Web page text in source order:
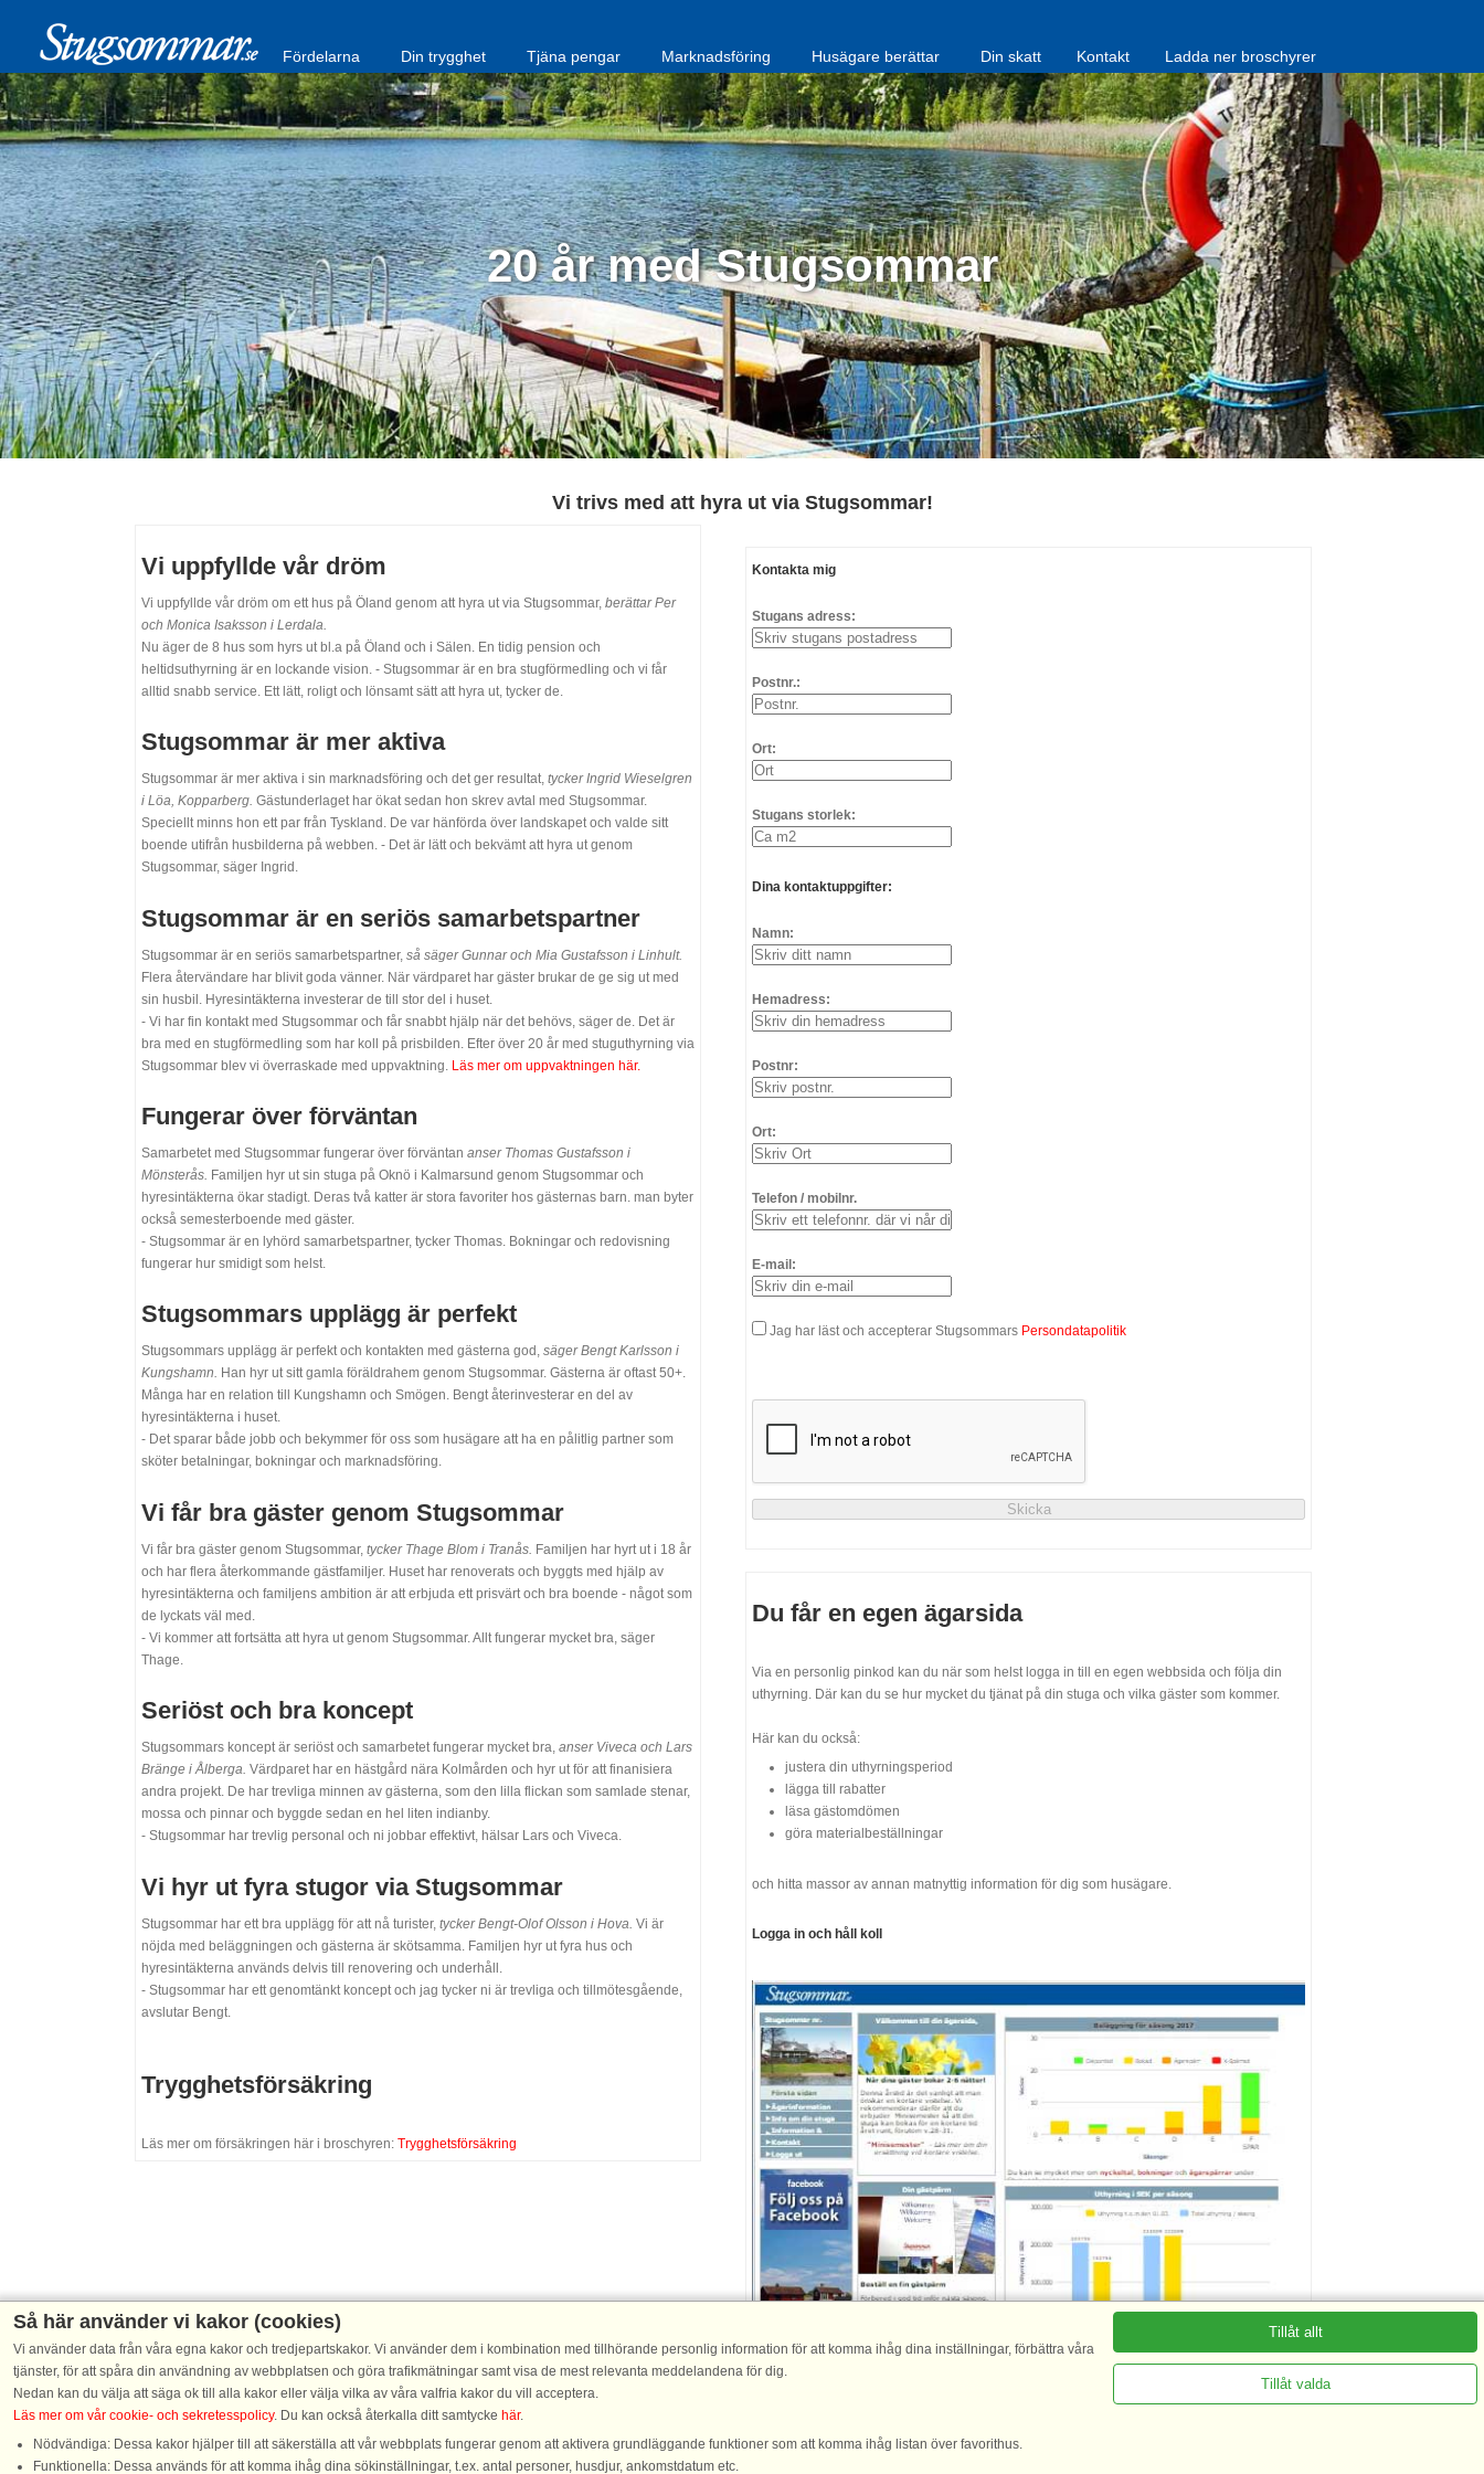
Fördelarna Din trygghet Tjäna pengar Marknadsföring Husägare berättar Din skatt Kontakt Ladda ner broschyrer
20 år med Stugsommar
Vi trivs med att hyra ut via Stugsommar!
Vi uppfyllde vår dröm
Vi uppfyllde vår dröm om ett hus på Öland genom att hyra ut via Stugsommar, berättar Per
och Monica Isaksson i Lerdala.
Nu äger de 8 hus som hyrs ut bl.a på Öland och i Sälen. En tidig pension och
heltidsuthyrning är en lockande vision. - Stugsommar är en bra stugförmedling och vi får
alltid snabb service. Ett lätt, roligt och lönsamt sätt att hyra ut, tycker de.
Stugsommar är mer aktiva
Stugsommar är mer aktiva i sin marknadsföring och det ger resultat, tycker Ingrid Wieselgren
i Löa, Kopparberg. Gästunderlaget har ökat sedan hon skrev avtal med Stugsommar.
Speciellt minns hon ett par från Tyskland. De var hänförda över landskapet och valde sitt
boende utifrån husbilderna på webben. - Det är lätt och bekvämt att hyra ut genom
Stugsommar, säger Ingrid.
Stugsommar är en seriös samarbetspartner
Stugsommar är en seriös samarbetspartner, så säger Gunnar och Mia Gustafsson i Linhult.
Flera återvändare har blivit goda vänner. När värdparet har gäster brukar de ge sig ut med
sin husbil. Hyresintäkterna investerar de till stor del i huset.
- Vi har fin kontakt med Stugsommar och får snabbt hjälp när det behövs, säger de. Det är
bra med en stugförmedling som har koll på prisbilden. Efter över 20 år med stuguthyrning via
Stugsommar blev vi överraskade med uppvaktning. Läs mer om uppvaktningen här.
Fungerar över förväntan
Samarbetet med Stugsommar fungerar över förväntan anser Thomas Gustafsson i
Mönsterås. Familjen hyr ut sin stuga på Oknö i Kalmarsund genom Stugsommar och
hyresintäkterna ökar stadigt. Deras två katter är stora favoriter hos gästernas barn. man byter
också semesterboende med gäster.
- Stugsommar är en lyhörd samarbetspartner, tycker Thomas. Bokningar och redovisning
fungerar hur smidigt som helst.
Stugsommars upplägg är perfekt
Stugsommars upplägg är perfekt och kontakten med gästerna god, säger Bengt Karlsson i
Kungshamn. Han hyr ut sitt gamla föräldrahem genom Stugsommar. Gästerna är oftast 50+.
Många har en relation till Kungshamn och Smögen. Bengt återinvesterar en del av
hyresintäkterna i huset.
- Det sparar både jobb och bekymmer för oss som husägare att ha en pålitlig partner som
sköter betalningar, bokningar och marknadsföring.
Vi får bra gäster genom Stugsommar
Vi får bra gäster genom Stugsommar, tycker Thage Blom i Tranås. Familjen har hyrt ut i 18 år
och har flera återkommande gästfamiljer. Huset har renoverats och byggts med hjälp av
hyresintäkterna och familjens ambition är att erbjuda ett prisvärt och bra boende - något som
de lyckats väl med.
- Vi kommer att fortsätta att hyra ut genom Stugsommar. Allt fungerar mycket bra, säger
Thage.
Seriöst och bra koncept
Stugsommars koncept är seriöst och samarbetet fungerar mycket bra, anser Viveca och Lars
Bränge i Ålberga. Värdparet har en hästgård nära Kolmården och hyr ut för att finanisiera
andra projekt. De har trevliga minnen av gästerna, som den lilla flickan som samlade stenar,
mossa och pinnar och byggde sedan en hel liten indianby.
- Stugsommar har trevlig personal och ni jobbar effektivt, hälsar Lars och Viveca.
Vi hyr ut fyra stugor via Stugsommar
Stugsommar har ett bra upplägg för att nå turister, tycker Bengt-Olof Olsson i Hova. Vi är
nöjda med beläggningen och gästerna är skötsamma. Familjen hyr ut fyra hus och
hyresintäkterna används delvis till renovering och underhåll.
- Stugsommar har ett genomtänkt koncept och jag tycker ni är trevliga och tillmötesgående,
avslutar Bengt.
Trygghetsförsäkring
Läs mer om försäkringen här i broschyren: Trygghetsförsäkring
Kontakta mig
Stugans adress:
Postnr.:
Ort:
Stugans storlek:
Dina kontaktuppgifter:
Namn:
Hemadress:
Postnr:
Ort:
Telefon / mobilnr.
E-mail:
Jag har läst och accepterar Stugsommars Persondatapolitik
Du får en egen ägarsida
Via en personlig pinkod kan du när som helst logga in till en egen webbsida och följa din
uthyrning. Där kan du se hur mycket du tjänat på din stuga och vilka gäster som kommer.
Här kan du också:
justera din uthyrningsperiod
lägga till rabatter
läsa gästomdömen
göra materialbeställningar
och hitta massor av annan matnyttig information för dig som husägare.
Logga in och håll koll
Stugsommar |404 29 Göteborg | Sverige
Så här använder vi kakor (cookies)
Vi använder data från våra egna kakor och tredjepartskakor. Vi använder dem i kombination med tillhörande personlig information för att komma ihåg dina inställningar, förbättra våra
tjänster, för att spåra din användning av webbplatsen och göra trafikmätningar samt visa de mest relevanta meddelandena för dig.
Nedan kan du välja att säga ok till alla kakor eller välja vilka av våra valfria kakor du vill acceptera.
Läs mer om vår cookie- och sekretesspolicy. Du kan också återkalla ditt samtycke här.
Nödvändiga: Dessa kakor hjälper till att säkerställa att vår webbplats fungerar genom att aktivera grundläggande funktioner som att komma ihåg listan över favorithus.
Funktionella: Dessa används för att komma ihåg dina sökinställningar, t.ex. antal personer, husdjur, ankomstdatum etc.
Tillåt allt
Tillåt valda